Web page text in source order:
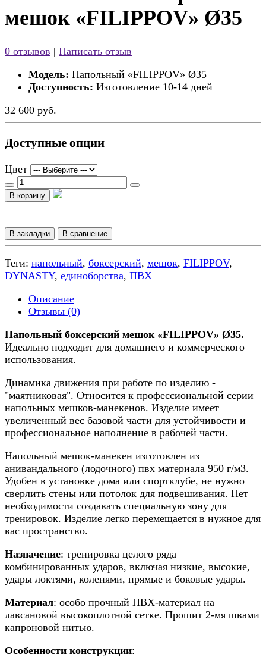
мешок «FILIPPOV» Ø35
0 отзывов | Написать отзыв
Модель: Напольный «FILIPPOV» Ø35
Доступность: Изготовление 10-14 дней
32 600 руб.
Доступные опции
Цвет
В корзину
В закладки В сравнение
Теги: напольный, боксерский, мешок, FILIPPOV,
DYNASTY, единоборства, ПВХ
Описание
Отзывы (0)
Напольный боксерский мешок «FILIPPOV» Ø35.
Идеально подходит для домашнего и коммерческого
использования.
Динамика движения при работе по изделию -
"маятниковая". Относится к профессиональной серии
напольных мешков-манекенов. Изделие имеет
увеличенный вес базовой части для устойчивости и
профессиональное наполнение в рабочей части.
Напольный мешок-манекен изготовлен из
анивандального (лодочного) пвх материала 950 г/м3.
Удобен в установке дома или спортклубе, не нужно
сверлить стены или потолок для подвешивания. Нет
необходимости создавать специальную зону для
тренировок. Изделие легко перемещается в нужное для
вас пространство.
Назначение: тренировка целого ряда
комбинированных ударов, включая низкие, высокие,
удары локтями, коленями, прямые и боковые удары.
Материал: особо прочный ПВХ-материал на
лавсановой высокоплотной сетке. Прошит 2-мя швами
капроновой нитью.
Особенности конструкции: